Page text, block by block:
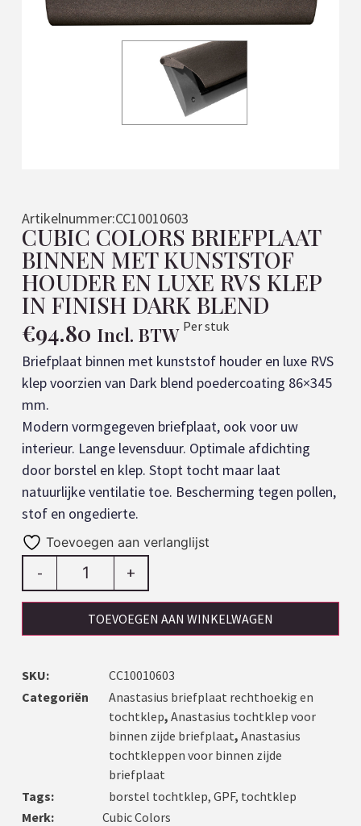
Artikelnummer:CC10010603
CUBIC COLORS BRIEFPLAAT
BINNEN MET KUNSTSTOF
HOUDER EN LUXE RVS KLEP
IN FINISH DARK BLEND
€94.80 Incl. BTW Per stuk
Briefplaat binnen met kunststof houder en luxe RVS
klep voorzien van Dark blend poedercoating 86×345
mm.
Modern vormgegeven briefplaat, ook voor uw
interieur. Lange levensduur. Optimale afdichting
door borstel en klep. Stopt tocht maar laat
natuurlijke ventilatie toe. Bescherming tegen pollen,
stof en ongedierte.
Toevoegen aan verlanglijst
- +
TOEVOEGEN AAN WINKELWAGEN
SKU:
CC10010603
Categoriën
Anastasius briefplaat rechthoekig en
tochtklep, Anastasius tochtklep voor
binnen zijde briefplaat, Anastasius
tochtkleppen voor binnen zijde
briefplaat
Tags:
borstel tochtklep, GPF, tochtklep
Merk:
Cubic Colors